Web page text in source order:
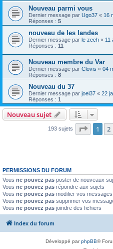
Nouveau parmi vous
Dernier message par Ugo37 « 16
Réponses : 5
nouveau de les landes
Dernier message par le zech « 11
Réponses : 11
Nouveau membre du Var
Dernier message par Clovis « 04
Réponses : 8
Nouveau du 37
Dernier message par joel37 « 22
Réponses : 1
Nouveau sujet
193 sujets Page 1
1 2
PERMISSIONS DU FORUM
Vous ne pouvez pas poster de nouveaux
Vous ne pouvez pas répondre aux sujets
Vous ne pouvez pas modifier vos messages
Vous ne pouvez pas supprimer vos
Vous ne pouvez pas joindre des fichiers
Index du forum
Développé parphpBB®